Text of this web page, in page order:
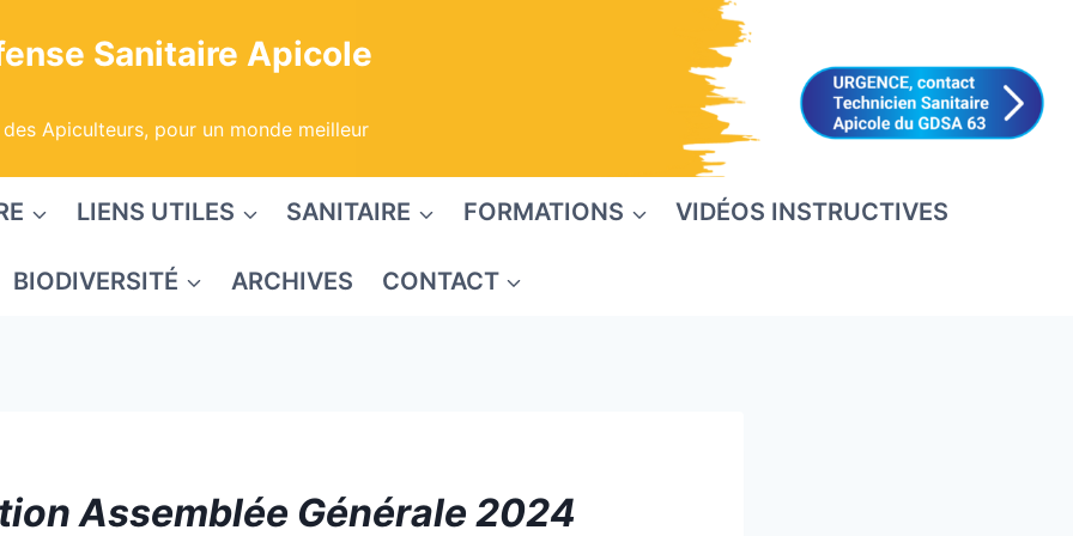
Sanitaire Apicole
Apiculteurs, pour un monde meilleur
LIENS UTILES SANITAIRE FORMATIONS VIDÉOS INSTRUCTIVES
BIODIVERSITÉ ARCHIVES CONTACT
Assemblée Générale 2024